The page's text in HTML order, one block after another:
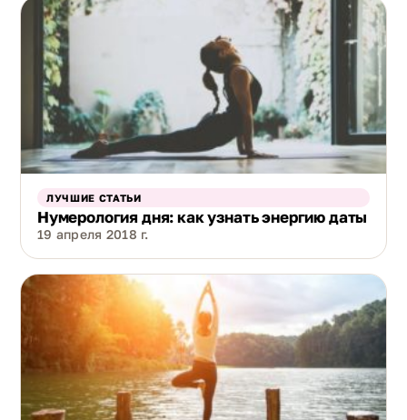
ЛУЧШИЕ СТАТЬИ
Нумерология дня: как узнать энергию даты
19 апреля 2018 г.